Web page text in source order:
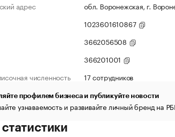
адрес
обл. Воронежская, г.
1023601610867
3662056508
366201001
численность
17 сотрудников
профилем бизнеса и публикуйте новости
узнаваемость и развивайте личный бренд на